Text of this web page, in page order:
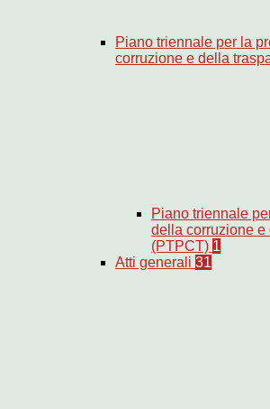
Piano triennale per la
corruzione e della
Piano triennale
della corruzione e
(PTPCT) 1
Atti generali 31